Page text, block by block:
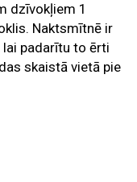
dzīvokļiem 1
Naktsmītnē ir
lai padarītu to ērti
skaistā vietā pie